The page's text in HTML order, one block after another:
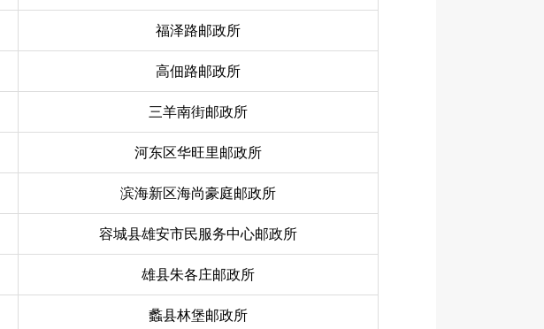
福泽路邮政所
高佃路邮政所
三羊南街邮政所
河东区华旺里邮政所
滨海新区海尚豪庭邮政所
容城县雄安市民服务中心邮政所
雄县朱各庄邮政所
蠡县林堡邮政所